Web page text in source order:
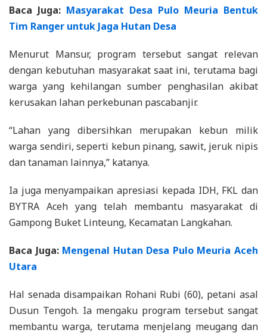
Baca Juga: Masyarakat Desa Pulo Meuria Bentuk
Tim Ranger untuk Jaga Hutan Desa
Menurut Mansur, program tersebut sangat relevan
dengan kebutuhan masyarakat saat ini, terutama bagi
warga yang kehilangan sumber penghasilan akibat
kerusakan lahan perkebunan pascabanjir.
“Lahan yang dibersihkan merupakan kebun milik
warga sendiri, seperti kebun pinang, sawit, jeruk nipis
dan tanaman lainnya,” katanya.
Ia juga menyampaikan apresiasi kepada IDH, FKL dan
BYTRA Aceh yang telah membantu masyarakat di
Gampong Buket Linteung, Kecamatan Langkahan.
Baca Juga: Mengenal Hutan Desa Pulo Meuria Aceh
Utara
Hal senada disampaikan Rohani Rubi (60), petani asal
Dusun Tengoh. Ia mengaku program tersebut sangat
membantu warga, terutama menjelang meugang dan